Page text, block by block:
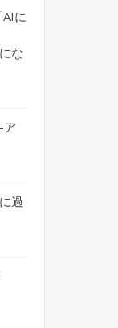
に
な
ア
過